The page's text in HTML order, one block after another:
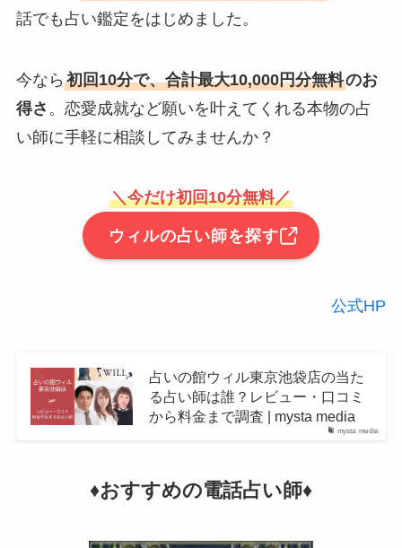
話でも占い鑑定をはじめました。
今なら 初回10分で、合計最大10,000円分無料のお
得さ 。恋愛成就など願いを叶えてくれる本物の占
い師に手軽に相談してみませんか？
＼今だけ初回10分無料／
ウィルの占い師を探す
公式HP
mysta media
占いの館ウィル東京池袋店の当た
る占い師は誰？レビュー・口コミ
から料金まで調査 | mysta media
♦︎おすすめの電話占い師♦︎